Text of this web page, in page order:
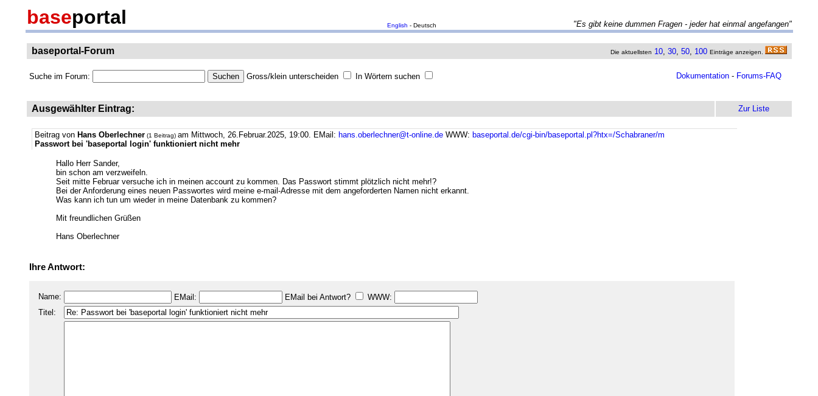
baseportal English - Deutsch "Es gibt keine dummen Fragen - jeder hat einmal angefangen"
baseportal-Forum Die aktuellsten 10, 30, 50, 100 Einträge anzeigen.
Suche im Forum: Gross/klein unterscheiden In Wörtern suchen Dokumentation - Forums-FAQ
Ausgewählter Eintrag: Zur Liste
Beitrag von Hans Oberlechner (1 Beitrag) am Mittwoch, 26.Februar.2025, 19:00. EMail: hans.oberlechner@t-online.de WWW: baseportal.de/cgi-bin/baseportal.pl?htx=/Schabraner/m
Passwort bei 'baseportal login' funktioniert nicht mehr
Hallo Herr Sander,
bin schon am verzweifeln.
Seit mitte Februar versuche ich in meinen account zu kommen. Das Passwort stimmt plötzlich nicht mehr!?
Bei der Anforderung eines neuen Passwortes wird meine e-mail-Adresse mit dem angeforderten Namen nicht erkannt.
Was kann ich tun um wieder in meine Datenbank zu kommen?
Mit freundlichen Grüßen
Hans Oberlechner
Ihre Antwort:
Name: EMail: EMail bei Antwort?
WWW:
Titel: